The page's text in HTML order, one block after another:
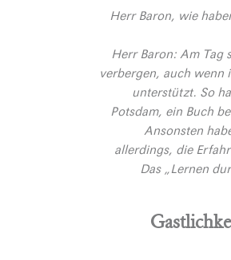
Herr Baron, wie
Herr Baron: Am Tag
verbergen, auch wenn
unterstützt. So
Potsdam, ein Buch
Ansonsten
allerdings, die
Das „Lernen